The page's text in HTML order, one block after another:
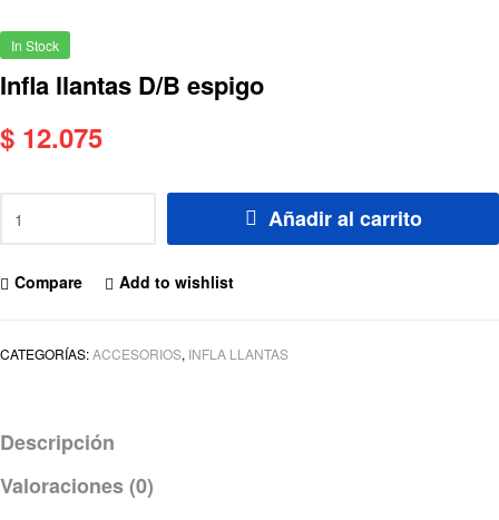
In Stock
Infla llantas D/B espigo
$ 12.075
Añadir al carrito
Compare Add to wishlist
CATEGORÍAS:ACCESORIOS, INFLA LLANTAS
Descripción
Valoraciones (0)